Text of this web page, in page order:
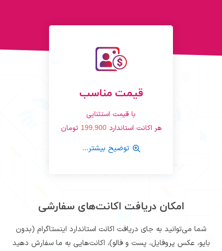
قیمت مناسب
با قیمت استثنایی
هر اکانت استاندارد199,900 تومان
توضیح بیشتر...
امکان دریافت اکانت‌های سفارشی
شما می‌توانید به جای دریافت اکانت استاندارد اینستاگرام (بدون
بایو، عکس پروفایل، پست و فالو)، اکانت‌هایی به ما سفارش دهید